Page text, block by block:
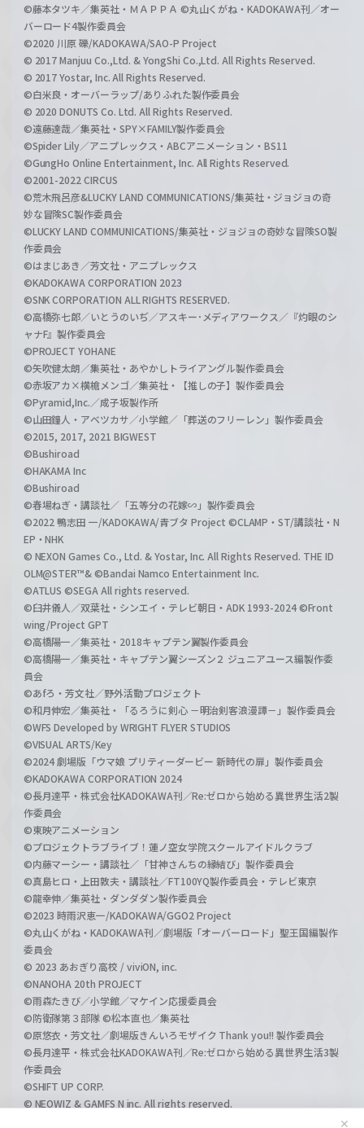
✕
©藤本タツキ／集英社・ＭＡＰＰＡ ©丸山くがね・KADOKAWA刊／オー
バーロード4製作委員会
©2020 川原 礫/KADOKAWA/SAO-P Project
© 2017 Manjuu Co.,Ltd. & YongShi Co.,Ltd. All Rights Reserved.
© 2017 Yostar, Inc. All Rights Reserved.
©白米良・オーバーラップ/ありふれた製作委員会
© 2020 DONUTS Co. Ltd. All Rights Reserved.
©遠藤達哉／集英社・SPY×FAMILY製作委員会
©Spider Lily／アニプレックス・ABCアニメーション・BS11
©GungHo Online Entertainment, Inc. All Rights Reserved.
©2001-2022 CIRCUS
©荒木飛呂彦&LUCKY LAND COMMUNICATIONS/集英社・ジョジョの奇
妙な冒険SC製作委員会
©LUCKY LAND COMMUNICATIONS/集英社・ジョジョの奇妙な冒険SO製
作委員会
©はまじあき／芳文社・アニプレックス
©KADOKAWA CORPORATION 2023
©SNK CORPORATION ALL RIGHTS RESERVED.
©高橋弥七郎／いとうのいぢ／アスキー･メディアワークス／『灼眼のシ
ャナF』製作委員会
©PROJECT YOHANE
©矢吹健太朗／集英社・あやかしトライアングル製作委員会
©赤坂アカ×横槍メンゴ／集英社・【推しの子】製作委員会
©Pyramid,Inc.／成子坂製作所
©山田鐘人・アベツカサ／小学館／「葬送のフリーレン」製作委員会
©2015, 2017, 2021 BIGWEST
©Bushiroad
©HAKAMA Inc
©Bushiroad
©春場ねぎ・講談社／「五等分の花嫁∽」製作委員会
©2022 鴨志田 一/KADOKAWA/青ブタ Project ©CLAMP・ST/講談社・N
EP・NHK
© NEXON Games Co., Ltd. & Yostar, Inc. All Rights Reserved. THE ID
OLM@STER™& ©Bandai Namco Entertainment Inc.
©ATLUS ©SEGA All rights reserved.
©臼井儀人／双葉社・シンエイ・テレビ朝日・ADK 1993-2024 ©Front
wing/Project GPT
©高橋陽一／集英社・2018キャプテン翼製作委員会
©高橋陽一／集英社・キャプテン翼シーズン２ ジュニアユース編製作委
員会
©あfろ・芳文社／野外活動プロジェクト
©和月伸宏／集英社・「るろうに剣心 －明治剣客浪漫譚－」製作委員会
©WFS Developed by WRIGHT FLYER STUDIOS
©VISUAL ARTS/Key
©2024 劇場版「ウマ娘 プリティーダービー 新時代の扉」製作委員会
©KADOKAWA CORPORATION 2024
©長月達平・株式会社KADOKAWA刊／Re:ゼロから始める異世界生活2製
作委員会
©東映アニメーション
©プロジェクトラブライブ！蓮ノ空女学院スクールアイドルクラブ
©内藤マーシー・講談社／「甘神さんちの縁結び」製作委員会
©真島ヒロ・上田敦夫・講談社／FT100YQ製作委員会・テレビ東京
©龍幸伸／集英社・ダンダダン製作委員会
©2023 時雨沢恵一/KADOKAWA/GGO2 Project
©丸山くがね・KADOKAWA刊／劇場版「オーバーロード」聖王国編製作
委員会
© 2023 あおぎり高校 / viviON, inc.
©NANOHA 20th PROJECT
©雨森たきび／小学館／マケイン応援委員会
©防衛隊第３部隊 ©松本直也／集英社
©原悠衣・芳文社／劇場版きんいろモザイク Thank you!! 製作委員会
©長月達平・株式会社KADOKAWA刊／Re:ゼロから始める異世界生活3製
作委員会
©SHIFT UP CORP.
© NEOWIZ & GAMFS N inc. All rights reserved.